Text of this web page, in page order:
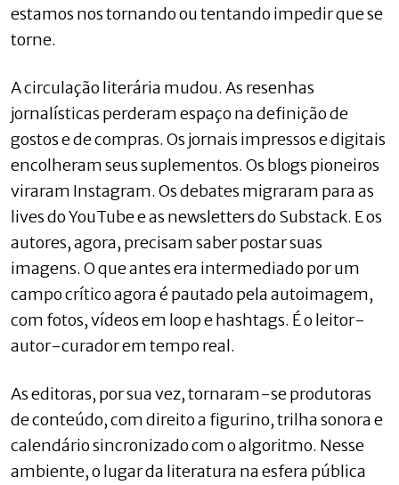
estamos nos tornando ou tentando impedir que se
torne.
A circulação literária mudou. As resenhas
jornalísticas perderam espaço na definição de
gostos e de compras. Os jornais impressos e digitais
encolheram seus suplementos. Os blogs pioneiros
viraram Instagram. Os debates migraram para as
lives do YouTube e as newsletters do Substack. E os
autores, agora, precisam saber postar suas
imagens. O que antes era intermediado por um
campo crítico agora é pautado pela autoimagem,
com fotos, vídeos em loop e hashtags. É o leitor-
autor-curador em tempo real.
As editoras, por sua vez, tornaram-se produtoras
de conteúdo, com direito a figurino, trilha sonora e
calendário sincronizado com o algoritmo. Nesse
ambiente, o lugar da literatura na esfera pública